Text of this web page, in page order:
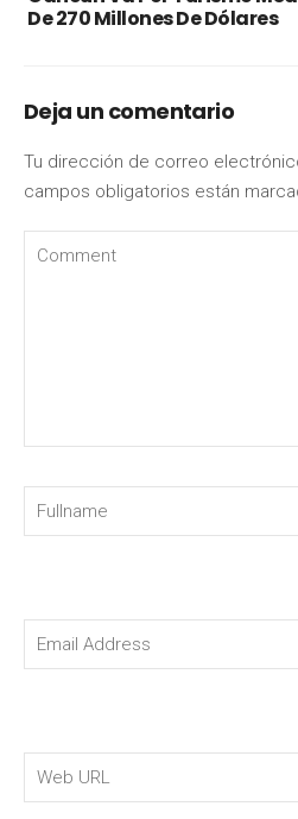
De 270 Millones De Dólares
Deja un comentario
Tu dirección de correo
campos obligatorios están